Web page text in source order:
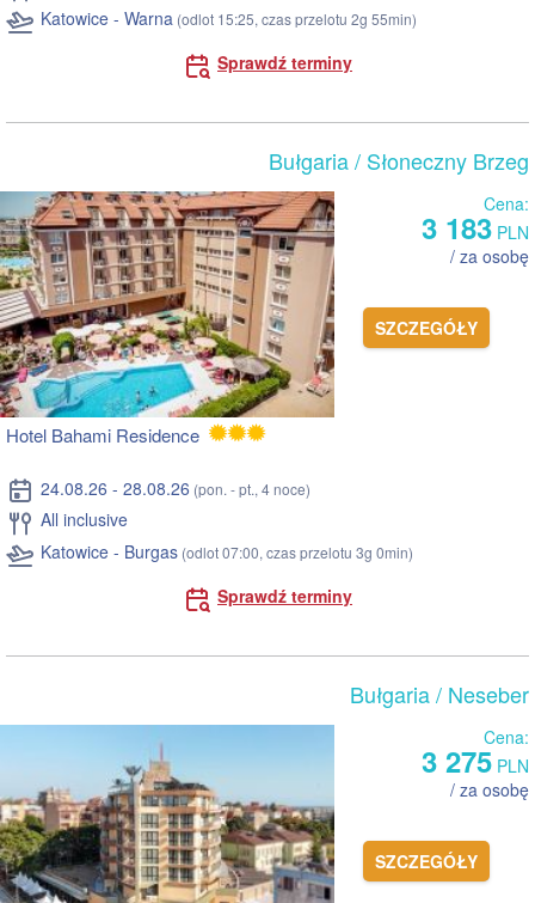
Katowice - Warna (odlot 15:25, czas przelotu 2g 55min)
Sprawdź terminy
Bułgaria/ Słoneczny Brzeg
Cena:
3 183 PLN
/ za osobę
SZCZEGÓŁY
Hotel Bahami Residence
24.08.26 - 28.08.26 (pon. - pt., 4 noce)
All inclusive
Katowice - Burgas (odlot 07:00, czas przelotu 3g 0min)
Sprawdź terminy
Bułgaria/ Neseber
Cena:
3 275 PLN
/ za osobę
SZCZEGÓŁY